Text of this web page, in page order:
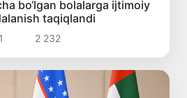
bo‘lgan bolalarga ijtimoiy
taqiqlandi
2 232